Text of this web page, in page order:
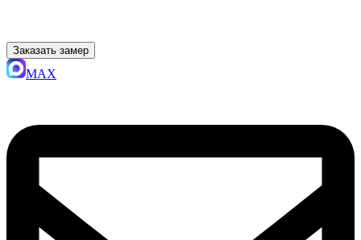
Заказать замер
MAX